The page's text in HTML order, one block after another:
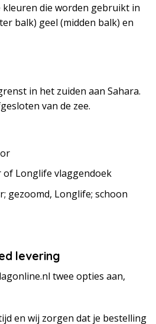
die worden gebruikt in
balk) geel (midden balk) en
in het zuiden aan Sahara.
van de zee.
of Longlife vlaggendoek
gezoomd, Longlife; schoon
levering
twee opties aan,
en wij zorgen dat je bestelling